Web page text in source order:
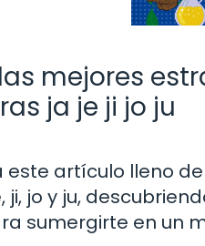
mejores
ja je ji jo ju
este artículo lleno
ji, jo y ju,
sumergirte en un